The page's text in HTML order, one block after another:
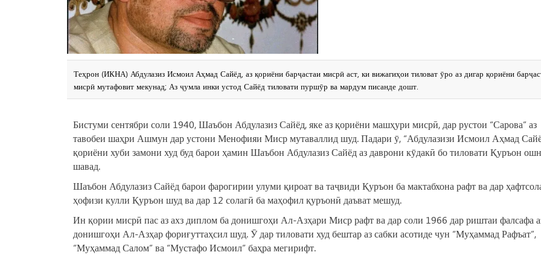
Теҳрон (ИКНА) Абдулазиз Исмоил Аҳмад Сайёд, аз қориёни барҷастаи мисрӣ аст, ки вижагиҳои тиловат ӯро аз дигар қориёни
мисрӣ мутафовит мекунад; Аз ҷумла инки устод Сайёд тиловати пуршӯр ва мардум писанде дошт.
Бистуми сентябри соли 1940, Шаъбон Абдулазиз Сайёд, яке аз қориёни машҳури мисрӣ, дар рустои “Сарова” аз
тавобеи шаҳри Ашмун дар устони Менофияи Миср мутаваллид шуд. Падари ӯ, “Абдулазизи Исмоил Аҳмад
қориёни хуби замони худ буд барои ҳамин Шаъбон Абдулазиз Сайёд аз даврони кӯдакӣ бо тиловати Қуръон
шавад.
Шаъбон Абдулазиз Сайёд барои фарогирии улуми қироат ва таҷвиди Қуръон ба мактабхона рафт ва дар
ҳофизи кулли Қуръон шуд ва дар 12 солагӣ ба маҳофил қуръонӣ даъват мешуд.
Ин қории мисрӣ пас аз ахз диплом ба донишгоҳи Ал-Азҳари Миср рафт ва дар соли 1966 дар риштаи фалсафа
донишгоҳи Ал-Азҳар фориғуттаҳсил шуд. Ӯ дар тиловати худ бештар аз сабки асотиде чун “Муҳаммад Рафъат”,
“Муҳаммад Салом” ва “Мустафо Исмоил” баҳра мегирифт.